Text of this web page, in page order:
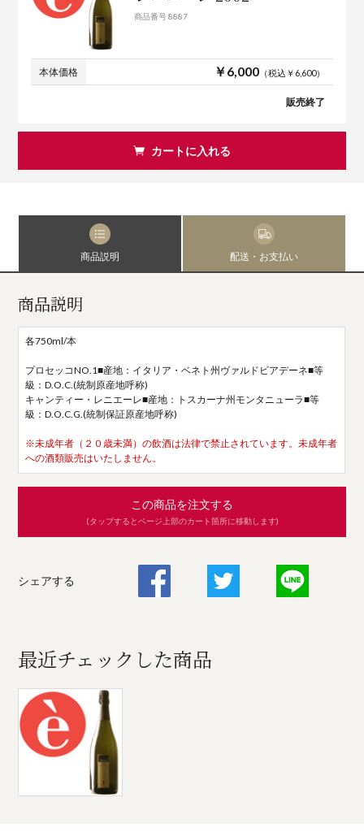
商品番号 8887
本体価格 ￥6,000（税込￥6,600）
販売終了
カートに入れる
商品説明 配送・お支払い
商品説明
各750ml/本
プロセッコNO.1■産地：イタリア・ベネト州ヴァルドビアデーネ■等
級：D.O.C.(統制原産地呼称)
キャンティー・レニエーレ■産地：トスカーナ州モンタニューラ■等
級：D.O.C.G.(統制保証原産地呼称)
※未成年者（２０歳未満）の飲酒は法律で禁止されています。未成年者
への酒類販売はいたしません。
この商品を注文する
(タップするとページ上部のカート箇所に移動します)
シェアする
最近チェックした商品